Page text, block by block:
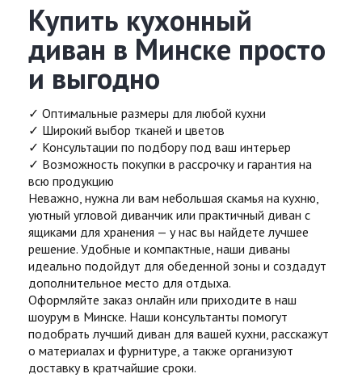
Купить кухонный
диван в Минске просто
и выгодно
✓ Оптимальные размеры для любой кухни
✓ Широкий выбор тканей и цветов
✓ Консультации по подбору под ваш интерьер
✓ Возможность покупки в рассрочку и гарантия на
всю продукцию
Неважно, нужна ли вам небольшая скамья на кухню,
уютный угловой диванчик или практичный диван с
ящиками для хранения — у нас вы найдете лучшее
решение. Удобные и компактные, наши диваны
идеально подойдут для обеденной зоны и создадут
дополнительное место для отдыха.
Оформляйте заказ онлайн или приходите в наш
шоурум в Минске. Наши консультанты помогут
подобрать лучший диван для вашей кухни, расскажут
о материалах и фурнитуре, а также организуют
доставку в кратчайшие сроки.